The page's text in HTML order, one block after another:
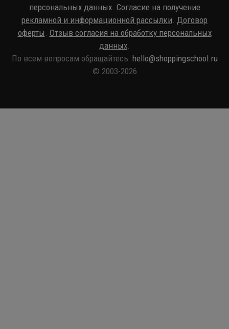
персональных данных. Согласие на получение
рекламной и информационной рассылки Договор
оферты Отзыв согласия на обработку персональных
данных
По всем вопросам обращайтесь hello@shoppingschool.ru
© 2003-2026